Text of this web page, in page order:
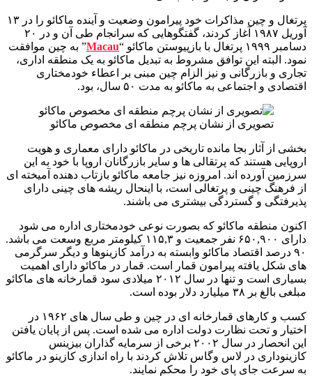
پرتغال و چین مذاکرات خود پیرامون وضعیت و آینده ماکائو را در ۱۳
آوریل ۱۹۸۷ آغاز کردند، گفتگوهایی که سرانجام طی آن و در ۲۰
دسامبر ۱۹۹۹ پرتغال با بازپیوستن ماکائو “
Macau” به چین موافقت
نمود. البته این توافق مشروط به تبدیل ماکائو به یک منطقه اداری،
تجاری و بازرگانی و نیز الزام چین مبنی بر اعطاء خودمختاری
اقتصادی و اجتماعی به ماکائو به مدت ۵۰ سال، بود.
تصویری از نشان پرچم منطقه ای مخصوص ماکائو
بخشی از آثار بجا مانده تاریخی در ماکائو دارای معماری و هویت
اروپایی هستند که پرتقالی ها و سایر بازرگانان اروپا با خود به این
سرزمین آورده اند. امروزه نیز جامعه ماکائو بازتاب دهنده آمیخته ای
از فرهنگ چینی و پرتغالی است، با اینحال ریشه های چینی دارای
پذیرفتگی و گستردگی بیشتری می باشند.
اکنون منطقه ماکائو که بصورت نوعی خودمختاری اداره می‌ شود
دارای ۶۵۰,۹۰۰ نفر جمعیت و ۱۱۵,۳ کیلومتر مربع وسعت می ‌باشد.
۹۰ درصد اقتصاد ماکائو وابسته به درآمد کازینوها و دیگر سرگرمی
های شکل یافته پیرامون قمار است. قمار در ماکائو دارای اهمیت
بسیاری است و تنها در سال ۲۰۱۲ میلادی سود قمارخانه ‌های ماکائو
مبلغی بالغ بر ۳۸ میلیارد دلار بوده ‌است.
کسب و کارهای قمارخانه ای در چین و طی سال های ۱۹۶۲ در
اختیار و تحت نظارت دولت اداره می شده است. پس از پایان یافتن
این انحصار در سال ۲۰۰۲ برخی از سرمایه گذاران بیزینس
کازینوداری در لاس وگاس تلاش کردند با راه اندازی کازینو در ماکائو
به سرعت جای پای خود را محکم نمایند.